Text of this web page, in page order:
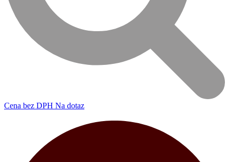
Cena bez DPH Na dotaz